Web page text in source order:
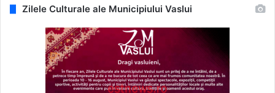
Zilele Culturale ale Municipiului Vaslui